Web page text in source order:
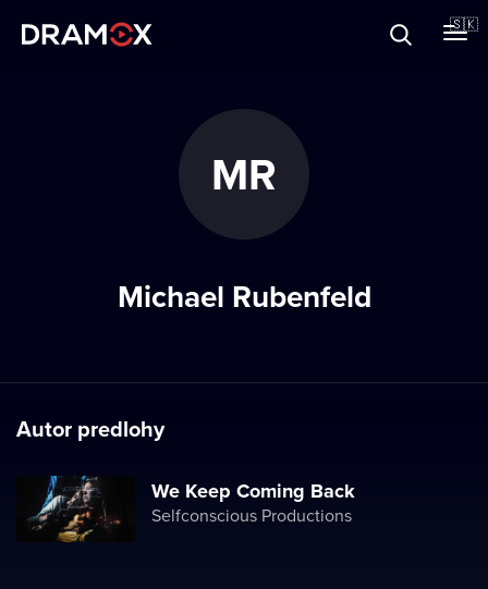
🇸🇰
MR
Michael Rubenfeld
Autor predlohy
We Keep Coming Back
Selfconscious Productions